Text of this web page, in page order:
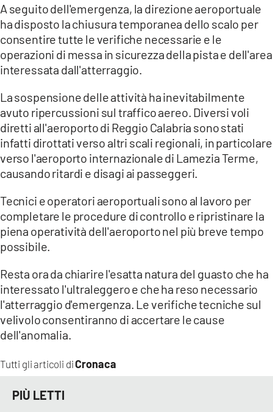
Tutti gli articoli diCronaca
A seguito dell'emergenza, la direzione aeroportuale
ha disposto la chiusura temporanea dello scalo per
consentire tutte le verifiche necessarie e le
operazioni di messa in sicurezza della pista e dell'area
interessata dall'atterraggio.
La sospensione delle attività ha inevitabilmente
avuto ripercussioni sul traffico aereo. Diversi voli
diretti all'aeroporto di Reggio Calabria sono stati
infatti dirottati verso altri scali regionali, in particolare
verso l'aeroporto internazionale di Lamezia Terme,
causando ritardi e disagi ai passeggeri.
Tecnici e operatori aeroportuali sono al lavoro per
completare le procedure di controllo e ripristinare la
piena operatività dell'aeroporto nel più breve tempo
possibile.
Resta ora da chiarire l'esatta natura del guasto che ha
interessato l'ultraleggero e che ha reso necessario
l'atterraggio d'emergenza. Le verifiche tecniche sul
velivolo consentiranno di accertare le cause
dell'anomalia.
PIÙ LETTI